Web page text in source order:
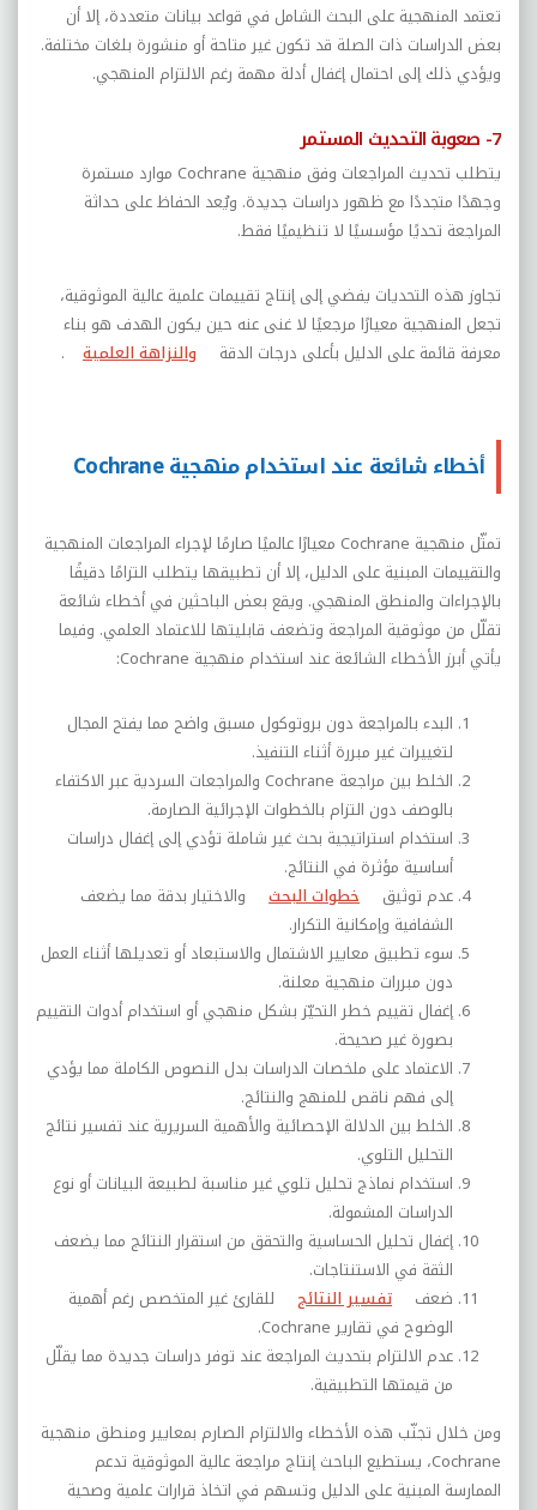
تعتمد المنهجية على البحث الشامل في قواعد بيانات متعددة، إلا أن
بعض الدراسات ذات الصلة قد تكون غير متاحة أو منشورة بلغات مختلفة.
ويؤدي ذلك إلى احتمال إغفال أدلة مهمة رغم الالتزام المنهجي.
7- صعوبة التحديث المستمر
يتطلب تحديث المراجعات وفق منهجية Cochrane موارد مستمرة
وجهدًا متجددًا مع ظهور دراسات جديدة. ويُعد الحفاظ على حداثة
المراجعة تحديًا مؤسسيًا لا تنظيميًا فقط.
تجاوز هذه التحديات يفضي إلى إنتاج تقييمات علمية عالية الموثوقية،
تجعل المنهجية معيارًا مرجعيًا لا غنى عنه حين يكون الهدف هو بناء
معرفة قائمة على الدليل بأعلى درجات الدقة
والنزاهة العلمية .
أخطاء شائعة عند استخدام منهجية Cochrane
تمثّل منهجية Cochrane معيارًا عالميًا صارمًا لإجراء المراجعات المنهجية
والتقييمات المبنية على الدليل، إلا أن تطبيقها يتطلب التزامًا دقيقًا
بالإجراءات والمنطق المنهجي. ويقع بعض الباحثين في أخطاء شائعة
تقلّل من موثوقية المراجعة وتضعف قابليتها للاعتماد العلمي. وفيما
يأتي أبرز الأخطاء الشائعة عند استخدام منهجية Cochrane
:
البدء بالمراجعة دون بروتوكول مسبق واضح مما يفتح المجال
لتغييرات غير مبررة أثناء التنفيذ.
الخلط بين مراجعة Cochrane والمراجعات السردية عبر الاكتفاء
بالوصف دون التزام بالخطوات الإجرائية الصارمة.
استخدام استراتيجية بحث غير شاملة تؤدي إلى إغفال دراسات
أساسية مؤثرة في النتائج.
عدم توثيق
خطوات البحث
والاختيار بدقة مما يضعف
الشفافية وإمكانية التكرار.
سوء تطبيق معايير الاشتمال والاستبعاد أو تعديلها أثناء العمل
دون مبررات منهجية معلنة.
إغفال تقييم خطر التحيّز بشكل منهجي أو استخدام أدوات التقييم
بصورة غير صحيحة.
الاعتماد على ملخصات الدراسات بدل النصوص الكاملة مما يؤدي
إلى فهم ناقص للمنهج والنتائج.
الخلط بين الدلالة الإحصائية والأهمية السريرية عند تفسير نتائج
التحليل التلوي.
استخدام نماذج تحليل تلوي غير مناسبة لطبيعة البيانات أو نوع
الدراسات المشمولة.
إغفال تحليل الحساسية والتحقق من استقرار النتائج مما يضعف
الثقة في الاستنتاجات.
ضعف
تفسير النتائج
للقارئ غير المتخصص رغم أهمية
الوضوح في تقاريرCochrane
.
عدم الالتزام بتحديث المراجعة عند توفر دراسات جديدة مما يقلّل
من قيمتها التطبيقية.
ومن خلال تجنّب هذه الأخطاء والالتزام الصارم بمعايير ومنطق منهجية
Cochrane، يستطيع الباحث إنتاج مراجعة عالية الموثوقية تدعم
الممارسة المبنية على الدليل وتسهم في اتخاذ قرارات علمية وصحية